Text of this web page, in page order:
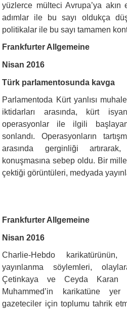
yüzlerce mülteci Avrupa’ya akın
adımlar ile bu sayı oldukça
politikalar ile bu sayı tamamen
Frankfurter Allgemeine
Nisan 2016
Türk parlamentosunda kavga
Parlamentoda Kürt yanlısı
iktidarları arasında, kürt
operasyonlar ile ilgili
sonlandı. Operasyonların
arasında gerginliği
konuşmasına sebep oldu. Bir
çektiği görüntüleri, medyada
Frankfurter Allgemeine
Nisan 2016
Charlie-Hebdo karikatürünün,
yayınlanma söylemleri,
Çetinkaya ve Ceyda Karan
Muhammed’in karikatüne
gazeteciler için toplumu tahrik